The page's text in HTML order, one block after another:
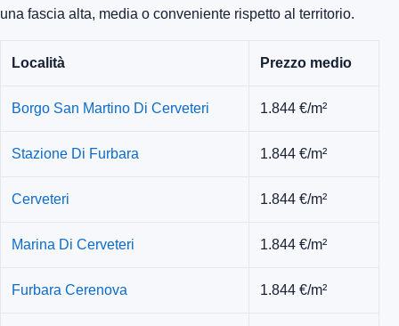
una fascia alta, media o conveniente rispetto al territorio.
Località Prezzo medio
Borgo San Martino Di Cerveteri 1.844 €/m²
Stazione Di Furbara 1.844 €/m²
Cerveteri 1.844 €/m²
Marina Di Cerveteri 1.844 €/m²
Furbara Cerenova 1.844 €/m²